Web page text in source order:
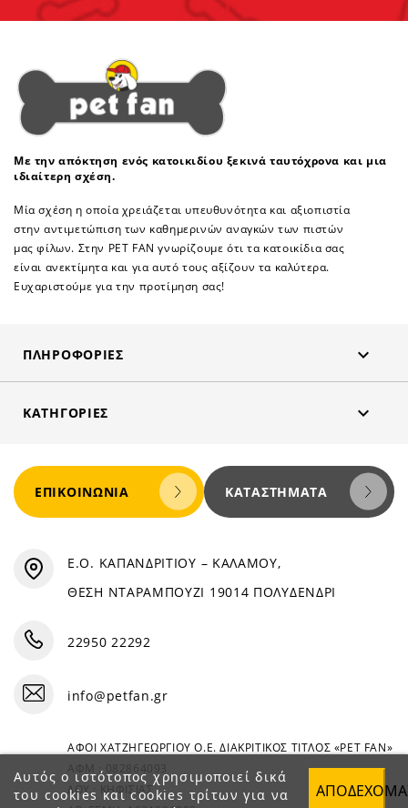
Με την απόκτηση ενός κατοικιδίου ξεκινά ταυτόχρονα και μια
ιδιαίτερη σχέση.
Μία σχέση η οποία χρειάζεται υπευθυνότητα και αξιοπιστία
στην αντιμετώπιση των καθημερινών αναγκών των πιστών
μας φίλων. Στην PET FAN γνωρίζουμε ότι τα κατοικίδια σας
είναι ανεκτίμητα και για αυτό τους αξίζουν τα καλύτερα.
Ευχαριστούμε για την προτίμηση σας!
ΠΛΗΡΟΦΟΡΊΕΣ 
ΚΑΤΗΓΟΡΊΕΣ 
Αυτός ο ιστότοπος χρησιμοποιεί δικά
του cookies και cookies τρίτων για να
ΕΠΙΚΟΙΝΩΝΊΑ ΚΑΤΑΣΤΉΜΑΤΑ
Ε.Ο. ΚΑΠΑΝΔΡΙΤΙΟΥ – ΚΑΛΑΜΟΥ,
ΘΕΣΗ ΝΤΑΡΑΜΠΟΥΖΙ 19014 ΠΟΛΥΔΕΝΔΡΙ
22950 22292
info@petfan.gr
ΑΦΟΙ ΧΑΤΖΗΓΕΩΡΓΙΟΥ Ο.Ε. ΔΙΑΚΡΙΤΙΚΟΣ ΤΙΤΛΟΣ «PET FAN»
ΑΦΜ : 082864093
ΔΟΥ : ΚΗΦΙΣΙΑΣ